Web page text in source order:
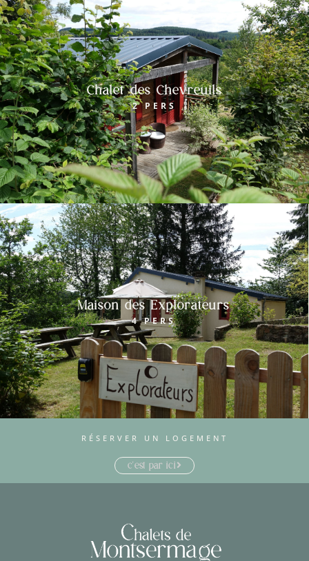
Chalet des Chevreuils
2 PERS
Maison des Explorateurs
4 PERS
RÉSERVER UN LOGEMENT
c'est par ici